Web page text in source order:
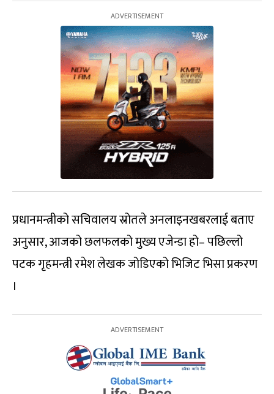
प्रधानमन्त्रीको सचिवालय स्रोतले अनलाइनखबरलाई बताए
अनुसार, आजको छलफलको मुख्य एजेन्डा हो– पछिल्लो
पटक गृहमन्त्री रमेश लेखक जोडिएको भिजिट भिसा प्रकरण
।